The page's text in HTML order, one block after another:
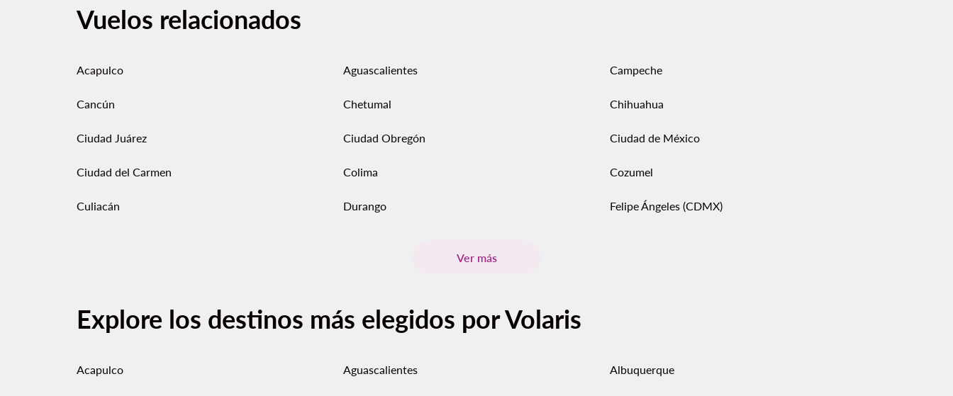
Vuelos relacionados
Acapulco Aguascalientes Campeche
Cancún Chetumal Chihuahua
Ciudad Juárez Ciudad Obregón Ciudad de México
Ciudad del Carmen Colima Cozumel
Culiacán Durango Felipe Ángeles (CDMX)
Ver más
Explore los destinos más elegidos por Volaris
Acapulco Aguascalientes Albuquerque